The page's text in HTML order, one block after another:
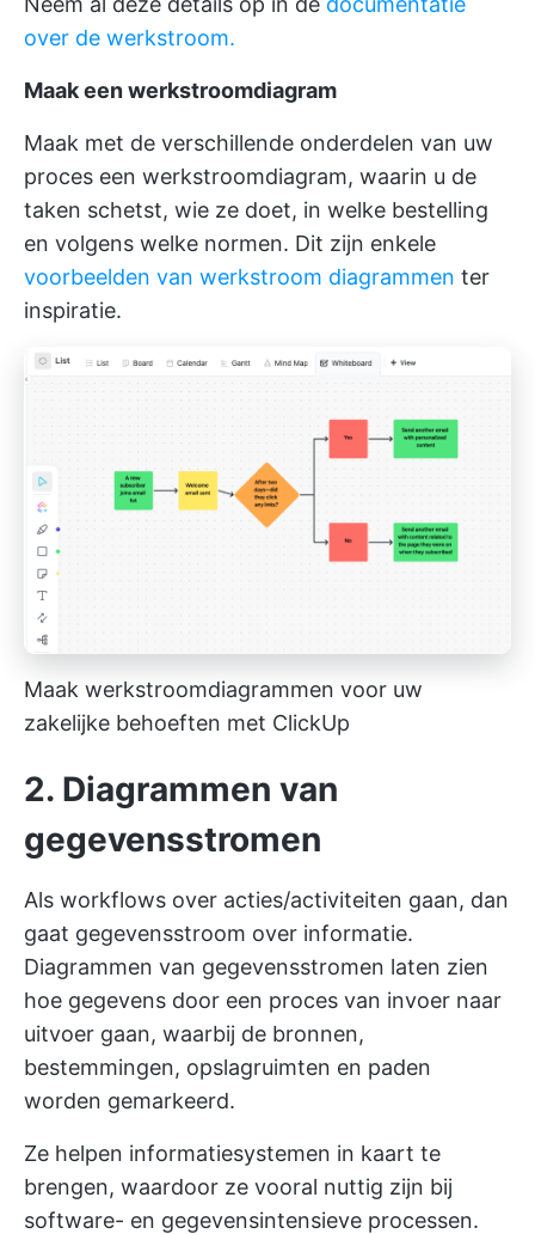
over de werkstroom.
Maak een werkstroomdiagram
Maak met de verschillende onderdelen van uw
proces een werkstroomdiagram, waarin u de
taken schetst, wie ze doet, in welke bestelling
en volgens welke normen. Dit zijn enkele
voorbeelden van werkstroom diagrammen ter
inspiratie.
Maak werkstroomdiagrammen voor uw
zakelijke behoeften met ClickUp
2. Diagrammen van
gegevensstromen
Als workflows over acties/activiteiten gaan, dan
gaat gegevensstroom over informatie.
Diagrammen van gegevensstromen laten zien
hoe gegevens door een proces van invoer naar
uitvoer gaan, waarbij de bronnen,
bestemmingen, opslagruimten en paden
worden gemarkeerd.
Ze helpen informatiesystemen in kaart te
brengen, waardoor ze vooral nuttig zijn bij
software- en gegevensintensieve processen.